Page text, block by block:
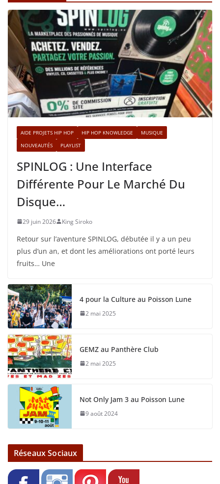
AIDE PROJETS HIP HOP HIP HOP KNOWLEDGE
MUSIQUE
NOUVEAUTÉS
PLAYLIST
SPINLOG : Une Interface
Différente Pour Le Marché Du
Disque…
29 juin 2026 King Siroko
Retour sur l’aventure SPINLOG, débutée il y a un peu
plus d’un an, et dont les améliorations ont porté leurs
fruits… Une
4 pour la Culture au Poisson Lune
2 mai 2025
GEMZ au Panthère Club
2 mai 2025
Not Only Jam 3 au Poisson Lune
9 août 2024
Réseaux Sociaux